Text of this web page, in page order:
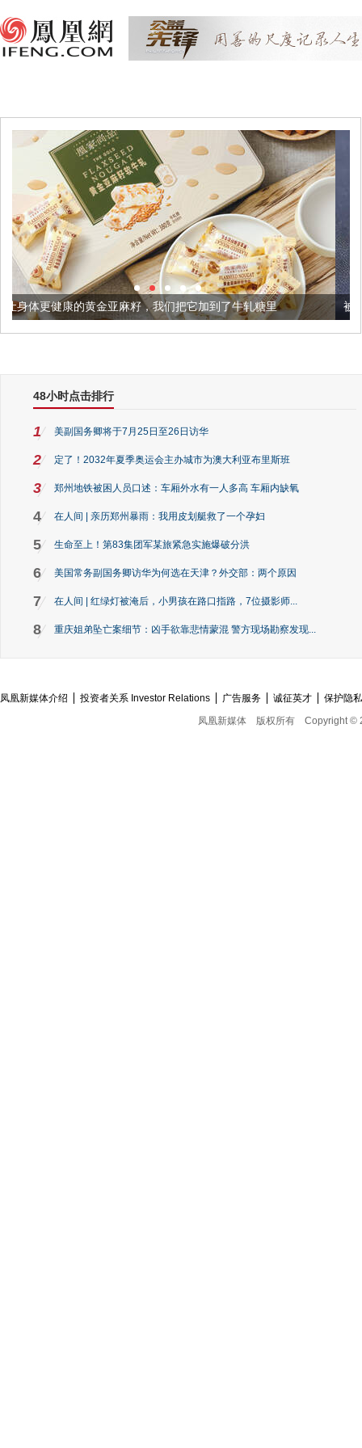
金亚麻籽，我们把它加到了牛轧糖里 被列入佛家七宝的它
48小时点击排行
1 美副国务卿将于7月25日至26日访华
2 定了！2032年夏季奥运会主办城市为澳大利亚布里斯班
3 郑州地铁被困人员口述：车厢外水有一人多高 车厢内缺氧
4 在人间 | 亲历郑州暴雨：我用皮划艇救了一个孕妇
5 生命至上！第83集团军某旅紧急实施爆破分洪
6 美国常务副国务卿访华为何选在天津？外交部：两个原因
7 在人间 | 红绿灯被淹后，小男孩在路口指路，7位摄影师...
8 重庆姐弟坠亡案细节：凶手欲靠悲情蒙混 警方现场勘察发现...
凤凰新媒体介绍 投资者关系 Investor Relations 广告服务 诚征英才
保护隐
凤凰新媒体
版权所有 Copyright ©